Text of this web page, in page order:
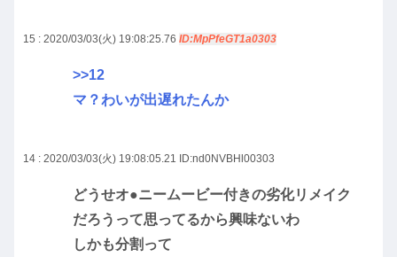
15 : 2020/03/03(火) 19:08:25.76 ID:MpPfeGT1a0303
>>12
マ？わいが出遅れたんか
14 : 2020/03/03(火) 19:08:05.21 ID:nd0NVBHl00303
どうせオ●ニームービー付きの劣化リメイク
だろうって思ってるから興味ないわ
しかも分割って